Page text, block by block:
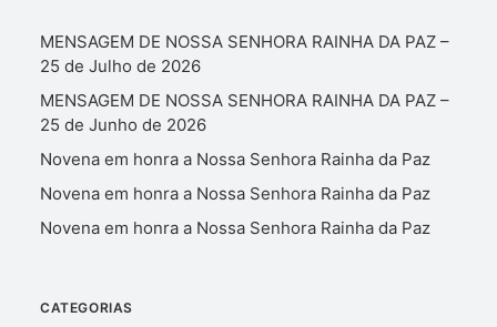
MENSAGEM DE NOSSA SENHORA RAINHA DA PAZ –
25 de Julho de 2026
MENSAGEM DE NOSSA SENHORA RAINHA DA PAZ –
25 de Junho de 2026
Novena em honra a Nossa Senhora Rainha da Paz
Novena em honra a Nossa Senhora Rainha da Paz
Novena em honra a Nossa Senhora Rainha da Paz
CATEGORIAS